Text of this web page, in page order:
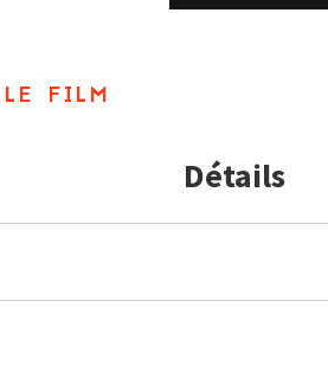
film
Détails